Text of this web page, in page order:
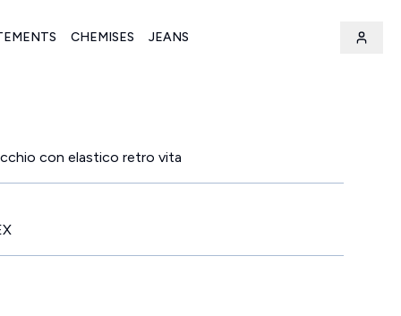
CHEMISES JEANS
con elastico retro vita